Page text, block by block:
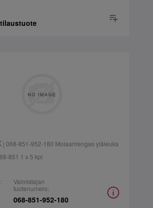
| 068-851-952-180 Molaarirengas yläleuka
851 1 x 5 kpl
Valmistajan
tuotenumero:
068-851-952-180